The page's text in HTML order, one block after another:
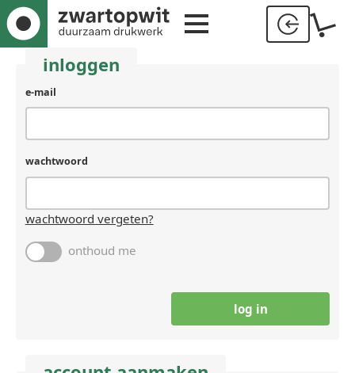
inloggen
e-mail
wachtwoord
wachtwoord vergeten?
onthoud me